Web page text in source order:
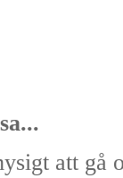
sa...
att gå